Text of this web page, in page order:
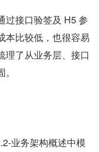
过接口验签及 H5 参
本比较低，也很容易
理了从业务层、接口
业务架构概述中模